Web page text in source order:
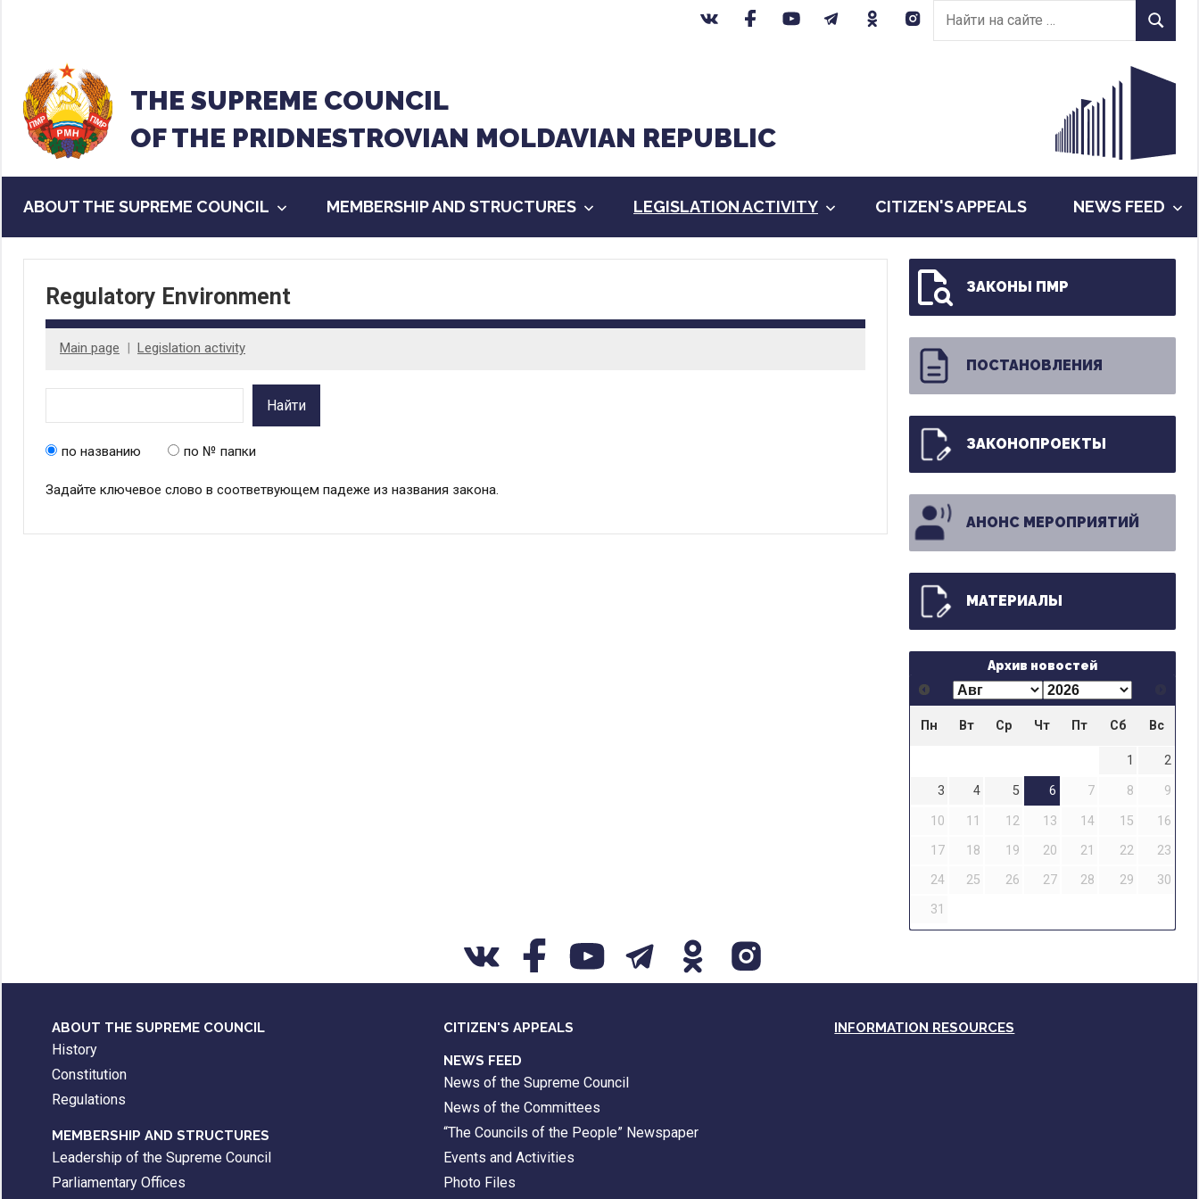
содержанию
Найти
на
Найти
THE SUPREME COUNCIL
OF THE PRIDNESTROVIAN MOLDAVIAN REPUBLIC
ABOUT THE SUPREME COUNCIL MEMBERSHIP AND STRUCTURES LEGISLATION ACTIVITY CITIZEN'S APPEALS NEWS FEED
Regulatory Environment
Main page Legislation activity
Найти
по названию по № папки
Задайте ключевое слово в соответвующем падеже из названия закона.
ЗАКОНЫ ПМР
ПОСТАНОВЛЕНИЯ
ЗАКОНОПРОЕКТЫ
АНОНС МЕРОПРИЯТИЙ
МАТЕРИАЛЫ
Архив новостей
Пн Вт Ср Чт Пт Сб Вс
1
2
3
4 5 6 7 8
9
10
11 12 13 14 15
16
17
18 19 20 21 22
23
24
25 26 27 28 29
30
31
ABOUT THE SUPREME COUNCIL
History
Constitution
Regulations
MEMBERSHIP AND STRUCTURES
Leadership of the Supreme Council
Parliamentary Offices
CITIZEN'S APPEALS
NEWS FEED
News of the Supreme Council
News of the Committees
“The Councils of the People” Newspaper
Events and Activities
Photo Files
INFORMATION RESOURCES